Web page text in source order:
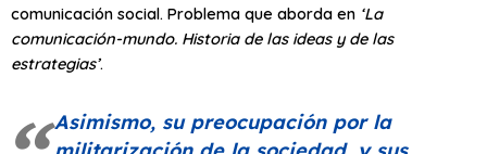
comunicación social. Problema que aborda en ‘La
comunicación-mundo. Historia de las ideas y de las
estrategias’.
Asimismo, su preocupación por la